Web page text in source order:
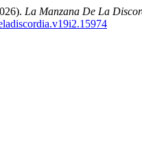
La Manzana De La